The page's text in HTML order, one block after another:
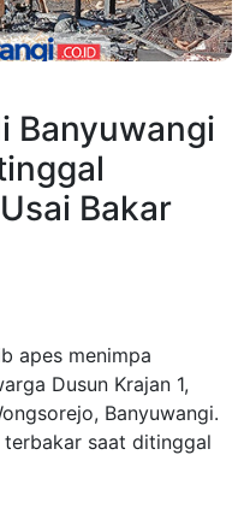
Banyuwangi
Bakar
apes menimpa
Dusun Krajan 1,
Banyuwangi.
terbakar saat ditinggal